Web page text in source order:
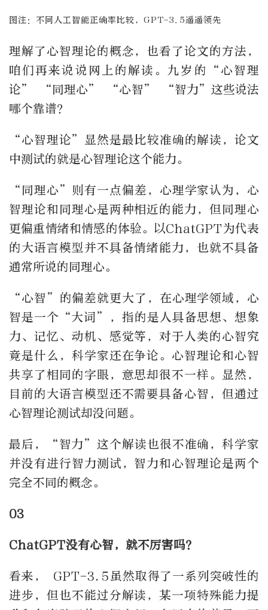
图注：不同人工智能正确率比较，GPT-3.5遥遥领先
理解了心智理论的概念，也看了论文的方法，
咱们再来说说网上的解读。九岁的“心智理
论” “同理心” “心智” “智力”这些说法
哪个靠谱？
“心智理论”显然是最比较准确的解读，论文
中测试的就是心智理论这个能力。
“同理心”则有一点偏差，心理学家认为，心
智理论和同理心是两种相近的能力，但同理心
更偏重情绪和情感的体验。以ChatGPT为代表
的大语言模型并不具备情绪能力，也就不具备
通常所说的同理心。
“心智”的偏差就更大了，在心理学领域，心
智是一个“大词”，指的是人具备思想、想象
力、记忆、动机、感觉等，对于人类的心智究
竟是什么，科学家还在争论。心智理论和心智
共享了相同的字眼，意思却很不一样。显然，
目前的大语言模型还不需要具备心智，但通过
心智理论测试却没问题。
最后，“智力”这个解读也很不准确，科学家
并没有进行智力测试，智力和心智理论是两个
完全不同的概念。
03
ChatGPT没有心智，就不厉害吗？
看来， GPT-3.5虽然取得了一系列突破性的
进步，但也不能过分解读，某一项特殊能力提